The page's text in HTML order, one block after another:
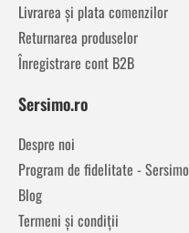
Livrarea și plata comenzilor
Returnarea produselor
Înregistrare cont B2B
Sersimo.ro
Despre noi
Program de fidelitate -
Blog
Termeni și condiții